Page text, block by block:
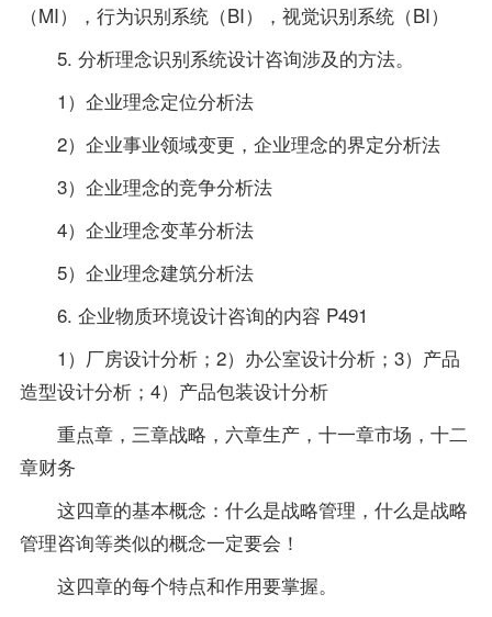
（MI），行为识别系统（BI），视觉识别系统（BI）
5. 分析理念识别系统设计咨询涉及的方法。
1）企业理念定位分析法
2）企业事业领域变更，企业理念的界定分析法
3）企业理念的竞争分析法
4）企业理念变革分析法
5）企业理念建筑分析法
6. 企业物质环境设计咨询的内容 P491
1）厂房设计分析；2）办公室设计分析；3）产品
造型设计分析；4）产品包装设计分析
重点章，三章战略，六章生产，十一章市场，十二
章财务
这四章的基本概念：什么是战略管理，什么是战略
管理咨询等类似的概念一定要会！
这四章的每个特点和作用要掌握。